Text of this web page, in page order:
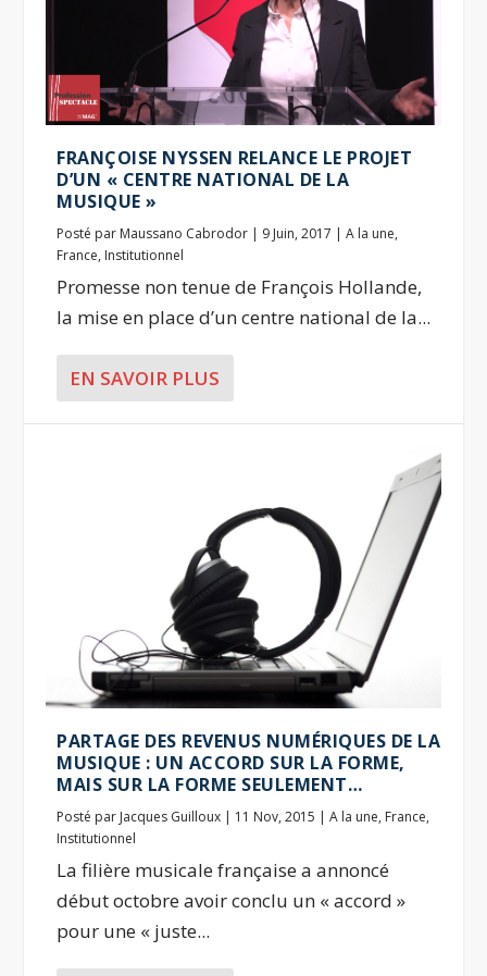
FRANÇOISE NYSSEN RELANCE LE PROJET
D’UN « CENTRE NATIONAL DE LA
MUSIQUE »
Posté par Maussano Cabrodor | 9 Juin, 2017 |A la une,
France, Institutionnel
Promesse non tenue de François Hollande,
la mise en place d’un centre national de la...
EN SAVOIR PLUS
PARTAGE DES REVENUS NUMÉRIQUES DE LA
MUSIQUE : UN ACCORD SUR LA FORME,
MAIS SUR LA FORME SEULEMENT…
Posté par Jacques Guilloux 11 Nov, 2015 |A la une, France,
Institutionnel
La filière musicale française a annoncé
début octobre avoir conclu un « accord »
pour une « juste...